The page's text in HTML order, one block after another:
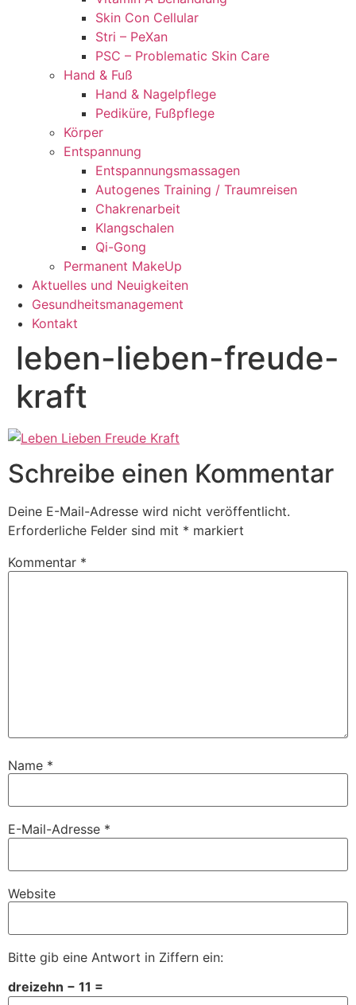
Skin Con Cellular
Stri – PeXan
PSC – Problematic Skin Care
Hand & Fuß
Hand & Nagelpflege
Pediküre, Fußpflege
Körper
Entspannung
Entspannungsmassagen
Autogenes Training / Traumreisen
Chakrenarbeit
Klangschalen
Qi-Gong
Permanent MakeUp
Aktuelles und Neuigkeiten
Gesundheitsmanagement
Kontakt
leben-lieben-freude-
kraft
Schreibe einen Kommentar
Deine E-Mail-Adresse wird nicht veröffentlicht.
Erforderliche Felder sind mit * markiert
Kommentar *
Name *
E-Mail-Adresse *
Website
Bitte gib eine Antwort in Ziffern ein:
dreizehn − 11 =